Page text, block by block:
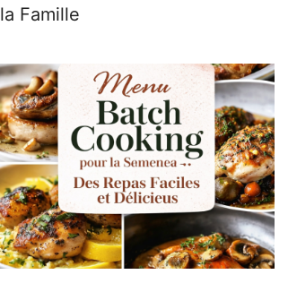
la Famille